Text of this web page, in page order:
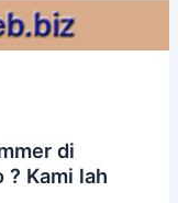
di
? Kami lah